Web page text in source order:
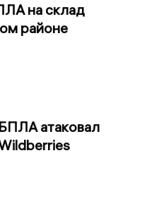
на склад
районе
атаковал